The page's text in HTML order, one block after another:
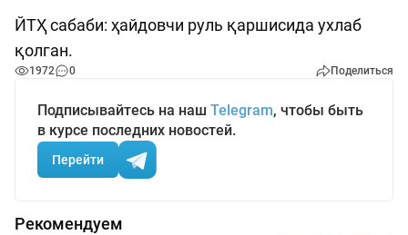
ЙТҲ сабаби: ҳайдовчи руль қаршисида ухлаб
қолган.
1972 0 Поделиться
Подписывайтесь на наш Telegram, чтобы быть
в курсе последних новостей.
Перейти
Рекомендуем